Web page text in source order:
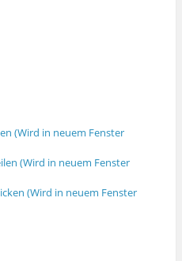
(Wird in neuem Fenster
(Wird in neuem Fenster
(Wird in neuem Fenster